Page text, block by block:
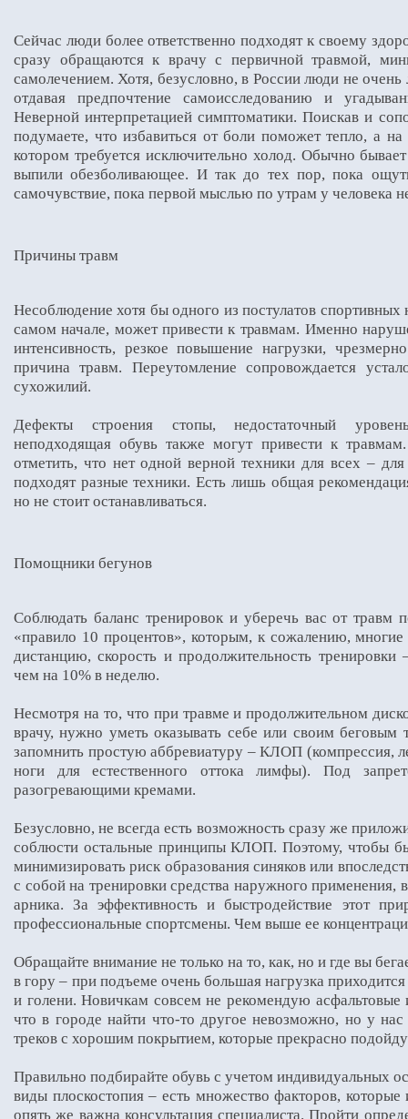
Сейчас люди более ответственно подходят к своему
сразу обращаются к врачу с первичной травмой,
самолечением. Хотя, безусловно, в России люди не
отдавая предпочтение самоисследованию и
Неверной интерпретацией симптоматики. Поискав и
подумаете, что избавиться от боли поможет тепло, а
котором требуется исключительно холод. Обычно
выпили обезболивающее. И так до тех пор, пока
самочувствие, пока первой мыслью по утрам у человека
Причины травм
Несоблюдение хотя бы одного из постулатов
самом начале, может привести к травмам. Именно
интенсивность, резкое повышение нагрузки,
причина травм. Переутомление сопровождается
сухожилий.
Дефекты строения стопы, недостаточный
неподходящая обувь также могут привести к
отметить, что нет одной верной техники для всех –
подходят разные техники. Есть лишь общая
но не стоит останавливаться.
Помощники бегунов
Соблюдать баланс тренировок и уберечь вас от травм
«правило 10 процентов», которым, к сожалению, многие
дистанцию, скорость и продолжительность тренировки
чем на 10% в неделю.
Несмотря на то, что при травме и продолжительном
врачу, нужно уметь оказывать себе или своим
запомнить простую аббревиатуру – КЛОП (компрессия,
ноги для естественного оттока лимфы). Под
разогревающими кремами.
Безусловно, не всегда есть возможность сразу же
соблюсти остальные принципы КЛОП. Поэтому, чтобы
минимизировать риск образования синяков или
с собой на тренировки средства наружного применения,
арника. За эффективность и быстродействие этот
профессиональные спортсмены. Чем выше ее
Обращайте внимание не только на то, как, но и где вы
в гору – при подъеме очень большая нагрузка
и голени. Новичкам совсем не рекомендую асфальтовые
что в городе найти что-то другое невозможно, но у
треков с хорошим покрытием, которые прекрасно
Правильно подбирайте обувь с учетом индивидуальных
виды плоскостопия – есть множество факторов,
опять же важна консультация специалиста. Пройти